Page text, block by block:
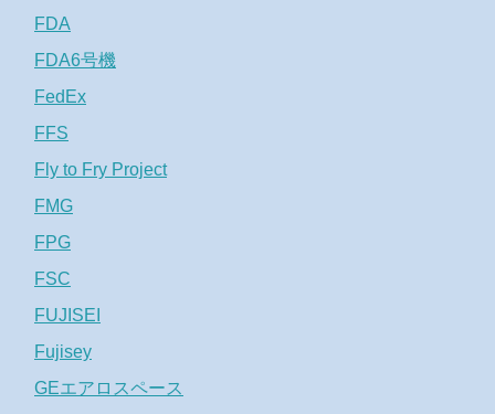
FDA
FDA6号機
FedEx
FFS
Fly to Fry Project
FMG
FPG
FSC
FUJISEI
Fujisey
GEエアロスペース